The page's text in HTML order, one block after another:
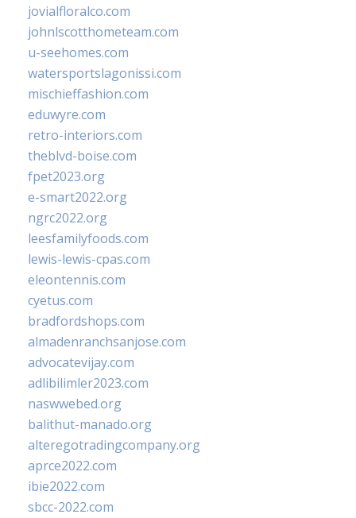
jovialfloralco.com
johnlscotthometeam.com
u-seehomes.com
watersportslagonissi.com
mischieffashion.com
eduwyre.com
retro-interiors.com
theblvd-boise.com
fpet2023.org
e-smart2022.org
ngrc2022.org
leesfamilyfoods.com
lewis-lewis-cpas.com
eleontennis.com
cyetus.com
bradfordshops.com
almadenranchsanjose.com
advocatevijay.com
adlibilimler2023.com
naswwebed.org
balithut-manado.org
alteregotradingcompany.org
aprce2022.com
ibie2022.com
sbcc-2022.com